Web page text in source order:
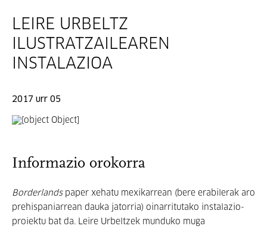
LEIRE URBELTZ
ILUSTRATZAILEAREN
INSTALAZIOA
2017 urr 05
Informazio orokorra
Borderlands paper xehatu mexikarrean (bere erabilerak aro
prehispaniarrean dauka jatorria) oinarritutako instalazio-
proiektu bat da. Leire Urbeltzek munduko muga